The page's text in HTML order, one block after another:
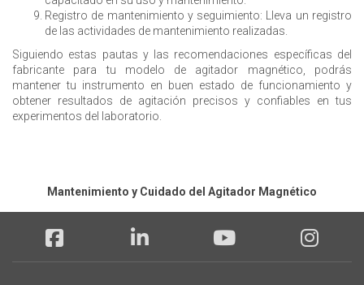
Registro de mantenimiento y seguimiento: Lleva un registro
de las actividades de mantenimiento realizadas.
Siguiendo estas pautas y las recomendaciones específicas del
fabricante para tu modelo de agitador magnético, podrás
mantener tu instrumento en buen estado de funcionamiento y
obtener resultados de agitación precisos y confiables en tus
experimentos del laboratorio.
Mantenimiento y Cuidado del Agitador Magnético